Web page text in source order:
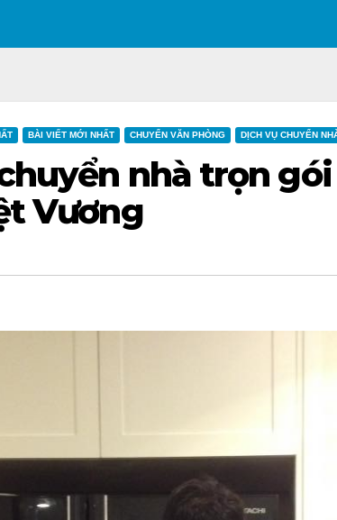
BÀI VIẾT MỚI NHẤT CHUYỂN VĂN PHÒNG DỊCH VỤ CHUYỂN
nhà trọn
Vương